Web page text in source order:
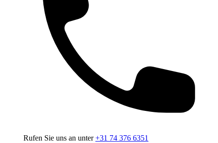
Rufen Sie uns an unter +31 74 376 6351